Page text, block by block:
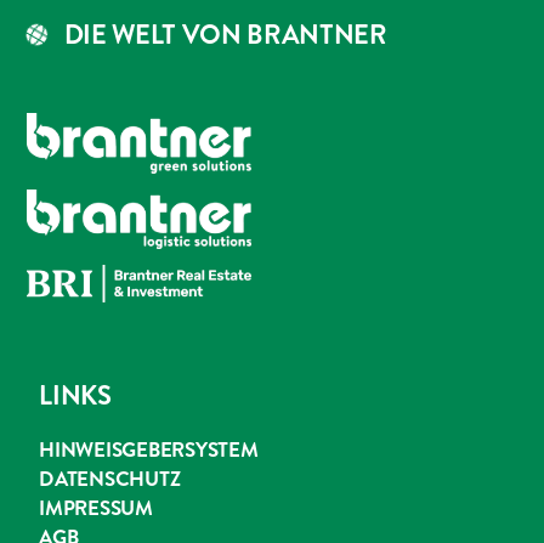
DIE WELT VON BRANTNER
LINKS
HINWEISGEBERSYSTEM
DATENSCHUTZ
IMPRESSUM
AGB